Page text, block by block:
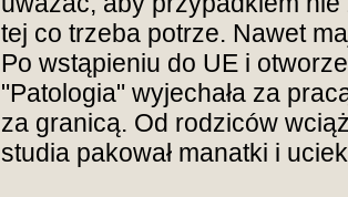
tej co trzeba potrze. Nawet
Po wstąpieniu do UE i
"Patologia" wyjechała za
za granicą. Od rodziców
studia pakował manatki i